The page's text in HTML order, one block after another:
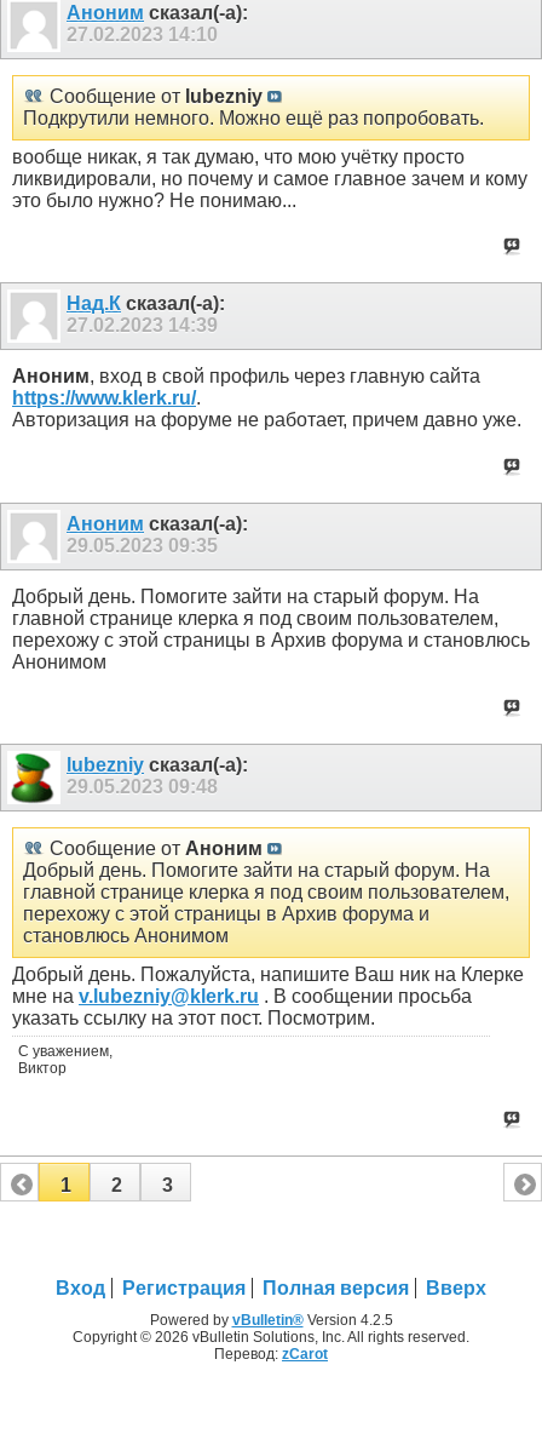
Аноним сказал(-а):
27.02.2023 14:10
Сообщение от lubezniy
Подкрутили немного. Можно ещё раз попробовать.
вообще никак, я так думаю, что мою учётку просто
ликвидировали, но почему и самое главное зачем и кому
это было нужно? Не понимаю...
Над.К сказал(-а):
27.02.2023 14:39
Аноним, вход в свой профиль через главную сайта
https://www.klerk.ru/.
Авторизация на форуме не работает, причем давно уже.
Аноним сказал(-а):
29.05.2023 09:35
Добрый день. Помогите зайти на старый форум. На
главной странице клерка я под своим пользователем,
перехожу с этой страницы в Архив форума и становлюсь
Анонимом
lubezniy сказал(-а):
29.05.2023 09:48
Сообщение от Аноним
Добрый день. Помогите зайти на старый форум. На
главной странице клерка я под своим пользователем,
перехожу с этой страницы в Архив форума и
становлюсь Анонимом
Добрый день. Пожалуйста, напишите Ваш ник на Клерке
мне на v.lubezniy@klerk.ru . В сообщении просьба
указать ссылку на этот пост. Посмотрим.
С уважением,
Виктор
1 2 3
Вход Регистрация Полная версия Вверх
Powered by vBulletin®Version 4.2.5
Copyright © 2026 vBulletin Solutions, Inc. All rights reserved.
Перевод: zCarot